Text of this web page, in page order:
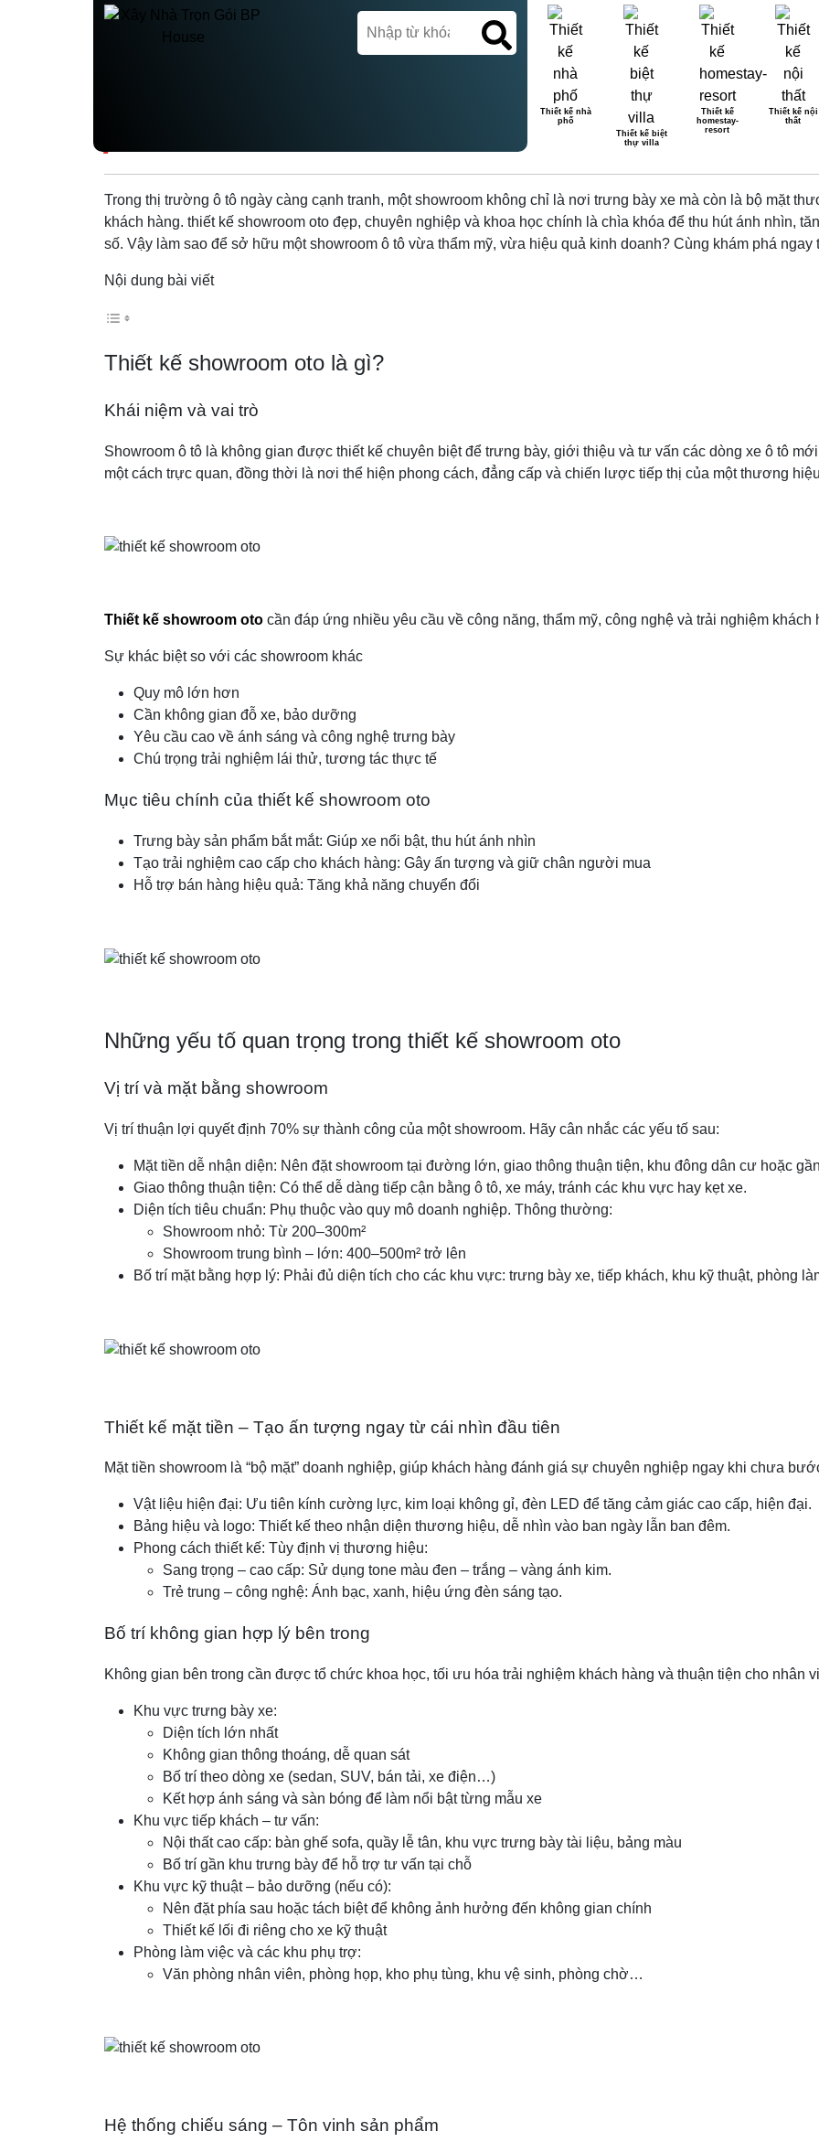
Thiết kế nhà
phố
Thiết kế biệt
thự villa
Thiết kế
homestay-
resort
Thiết kế nội
thất
THIẾT KẾ SHOWROOM OTO CHUẨN CHỈNH TỪ
Trong thị trường ô tô ngày càng cạnh tranh, một showroom không chỉ là nơi trưng bày xe mà còn là bộ mặt
khách hàng. thiết kế showroom oto đẹp, chuyên nghiệp và khoa học chính là chìa khóa để thu hút ánh nhìn,
số. Vậy làm sao để sở hữu một showroom ô tô vừa thẩm mỹ, vừa hiệu quả kinh doanh? Cùng khám phá
Nội dung bài viết
Thiết kế showroom oto là gì?
Khái niệm và vai trò
Showroom ô tô là không gian được thiết kế chuyên biệt để trưng bày, giới thiệu và tư vấn các dòng xe ô tô
một cách trực quan, đồng thời là nơi thể hiện phong cách, đẳng cấp và chiến lược tiếp thị của một thương
Thiết kế showroom oto cần đáp ứng nhiều yêu cầu về công năng, thẩm mỹ, công nghệ và trải nghiệm khách
Sự khác biệt so với các showroom khác
Quy mô lớn hơn
Cần không gian đỗ xe, bảo dưỡng
Yêu cầu cao về ánh sáng và công nghệ trưng bày
Chú trọng trải nghiệm lái thử, tương tác thực tế
Mục tiêu chính của thiết kế showroom oto
Trưng bày sản phẩm bắt mắt: Giúp xe nổi bật, thu hút ánh nhìn
Tạo trải nghiệm cao cấp cho khách hàng: Gây ấn tượng và giữ chân người mua
Hỗ trợ bán hàng hiệu quả: Tăng khả năng chuyển đổi
Những yếu tố quan trọng trong thiết kế showroom oto
Vị trí và mặt bằng showroom
Vị trí thuận lợi quyết định 70% sự thành công của một showroom. Hãy cân nhắc các yếu tố sau:
Mặt tiền dễ nhận diện: Nên đặt showroom tại đường lớn, giao thông thuận tiện, khu đông dân cư hoặc
Giao thông thuận tiện: Có thể dễ dàng tiếp cận bằng ô tô, xe máy, tránh các khu vực hay kẹt xe.
Diện tích tiêu chuẩn: Phụ thuộc vào quy mô doanh nghiệp. Thông thường:
Showroom nhỏ: Từ 200–300m²
Showroom trung bình – lớn: 400–500m² trở lên
Bố trí mặt bằng hợp lý: Phải đủ diện tích cho các khu vực: trưng bày xe, tiếp khách, khu kỹ thuật, phòng
Thiết kế mặt tiền – Tạo ấn tượng ngay từ cái nhìn đầu tiên
Mặt tiền showroom là “bộ mặt” doanh nghiệp, giúp khách hàng đánh giá sự chuyên nghiệp ngay khi chưa
Vật liệu hiện đại: Ưu tiên kính cường lực, kim loại không gỉ, đèn LED để tăng cảm giác cao cấp, hiện đại.
Bảng hiệu và logo: Thiết kế theo nhận diện thương hiệu, dễ nhìn vào ban ngày lẫn ban đêm.
Phong cách thiết kế: Tùy định vị thương hiệu:
Sang trọng – cao cấp: Sử dụng tone màu đen – trắng – vàng ánh kim.
Trẻ trung – công nghệ: Ánh bạc, xanh, hiệu ứng đèn sáng tạo.
Bố trí không gian hợp lý bên trong
Không gian bên trong cần được tổ chức khoa học, tối ưu hóa trải nghiệm khách hàng và thuận tiện cho nhân
Khu vực trưng bày xe:
Diện tích lớn nhất
Không gian thông thoáng, dễ quan sát
Bố trí theo dòng xe (sedan, SUV, bán tải, xe điện…)
Kết hợp ánh sáng và sàn bóng để làm nổi bật từng mẫu xe
Khu vực tiếp khách – tư vấn:
Nội thất cao cấp: bàn ghế sofa, quầy lễ tân, khu vực trưng bày tài liệu, bảng màu
Bố trí gần khu trưng bày để hỗ trợ tư vấn tại chỗ
Khu vực kỹ thuật – bảo dưỡng (nếu có):
Nên đặt phía sau hoặc tách biệt để không ảnh hưởng đến không gian chính
Thiết kế lối đi riêng cho xe kỹ thuật
Phòng làm việc và các khu phụ trợ:
Văn phòng nhân viên, phòng họp, kho phụ tùng, khu vệ sinh, phòng chờ…
Hệ thống chiếu sáng – Tôn vinh sản phẩm